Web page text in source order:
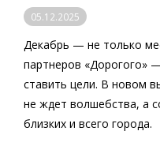
05.12.2025
Декабрь — не только
партнеров «Дорогого»
ставить цели. В новом
не ждет волшебства, а
близких и всего города.